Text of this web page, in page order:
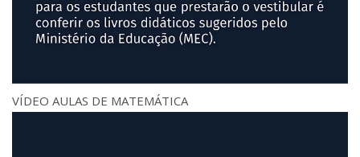
VÍDEO AULAS DE MATEMÁTICA